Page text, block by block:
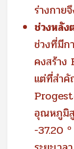
ร่างกาย
ช่วงหลั
ช่วงที่มีก
คงสร้าง
แต่ที่สำคั
อุณหภูมิ
-37.20